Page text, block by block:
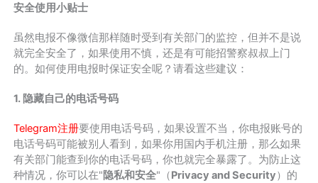
安全使用小贴士
虽然电报不像微信那样随时受到有关部门的监控，但并不是说
就完全安全了，如果使用不慎，还是有可能招警察叔叔上门
的。如何使用电报时保证安全呢？请看这些建议：
1. 隐藏自己的电话号码
Telegram注册要使用电话号码，如果设置不当，你电报账号的
电话号码可能被别人看到，如果你用国内手机注册，那么如果
有关部门能查到你的电话号码，你也就完全暴露了。为防止这
种情况，你可以在"隐私和安全"（Privacy and Security）的